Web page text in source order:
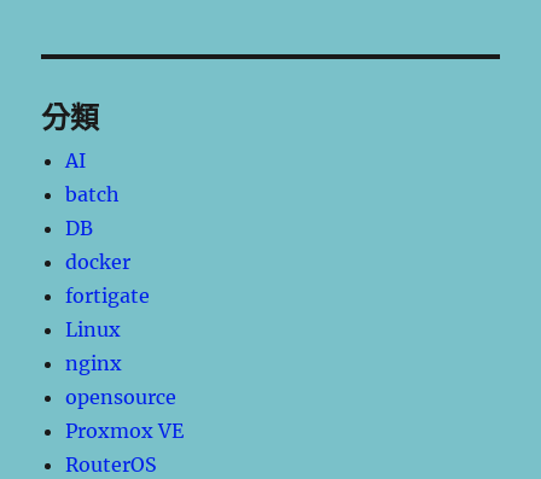
分類
AI
batch
DB
docker
fortigate
Linux
nginx
opensource
Proxmox VE
RouterOS